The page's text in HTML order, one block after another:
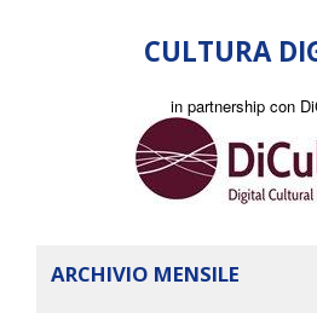
CULTURA
in partnership con
ARCHIVIO MENSILE